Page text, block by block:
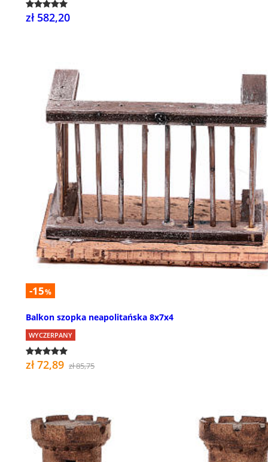
zł 582,20
-15%
Balkon szopka neapolitańska 8x7x4
WYCZERPANY
zł 72,89 zł 85,75